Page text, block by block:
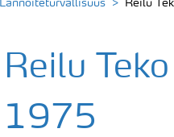
Lannoiteturvallisuus Reilu
Reilu
1975